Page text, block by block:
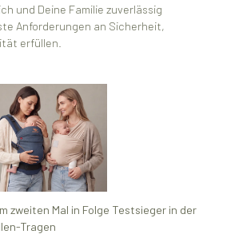
und Deine Familie zuverlässig
Anforderungen an Sicherheit,
erfüllen.
zweiten Mal in Folge Testsieger in der
Tragen